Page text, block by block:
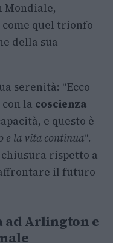
quel trionfo
della sua
serenità: “Ecco
la coscienza
e questo è
e la vita continua“.
rispetto a
il futuro
ad Arlington e